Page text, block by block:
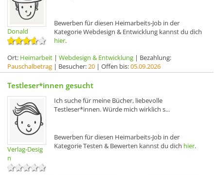
Donald
Bewerben für diesen Heimarbeits-Job in der
Kategorie Webdesign & Entwicklung kannst du dich
hier.
Ort: Heimarbeit | Webdesign & Entwicklung | Bezahlung:
Pauschalbetrag | Besucher:20 | Offen bis:05.09.2026
Testleser*innen gesucht
Verlag-Desig
n
Ich suche für meine Bücher, liebevolle
Testleser*innen. Würde mich wirklich s...
Bewerben für diesen Heimarbeits-Job in der
Kategorie Testen & Bewerten kannst du dich hier.